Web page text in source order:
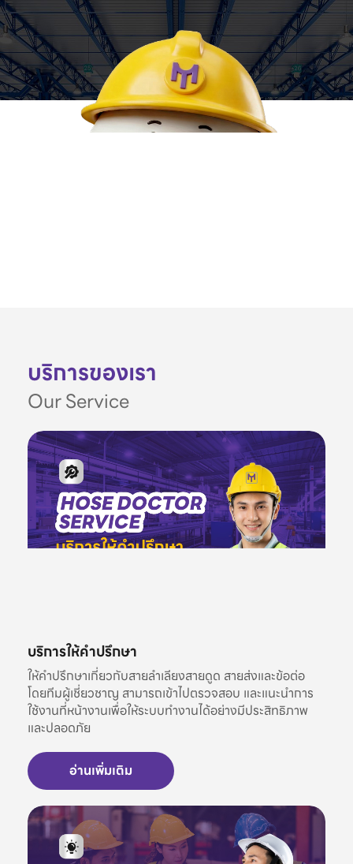
บริการของเรา
Our Service
บริการให้คำปรึกษา
ให้คำปรึกษาเกี่ยวกับสายลำเลียงสายดูด สายส่งและข้อต่อ
โดยทีมผู้เชี่ยวชาญ สามารถเข้าไปตรวจสอบ และแนะนำการ
ใช้งานที่หน้างานเพื่อให้ระบบทำงานได้อย่างมีประสิทธิภาพ
และปลอดภัย
อ่านเพิ่มเติม